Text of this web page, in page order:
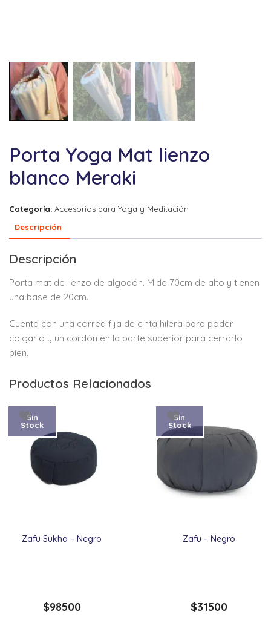
Porta Yoga Mat lienzo
blanco Meraki
Categoría: Accesorios para Yoga y Meditación
Descripción
Descripción
Porta mat de lienzo de algodón. Mide 70cm de alto y tienen
una base de 20cm.
Cuenta con una correa fija de cinta hilera para poder
colgarlo y un cordón en la parte superior para cerrarlo
bien.
Productos Relacionados
Zafu Sukha – Negro
Sin
Stock
$98500
Zafu – Negro
Sin
Stock
$31500